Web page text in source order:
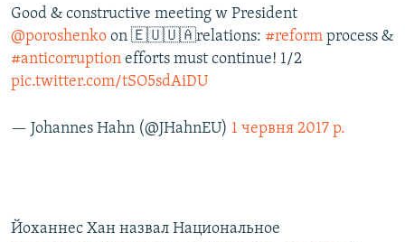
Good & constructive meeting w President
@poroshenko on 🇪🇺🇺🇦relations: #reform process &
#anticorruption efforts must continue! 1/2
pic.twitter.com/tSO5sdAiDU
— Johannes Hahn (@JHahnEU) 1 червня 2017 р.
Йоханнес Хан назвал Национальное